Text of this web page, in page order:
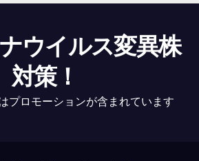
ウイルス変異株
対策！
プロモーションが含まれています